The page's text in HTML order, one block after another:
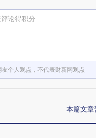
论得积分
个人观点，不代表财新网观点
本篇文章